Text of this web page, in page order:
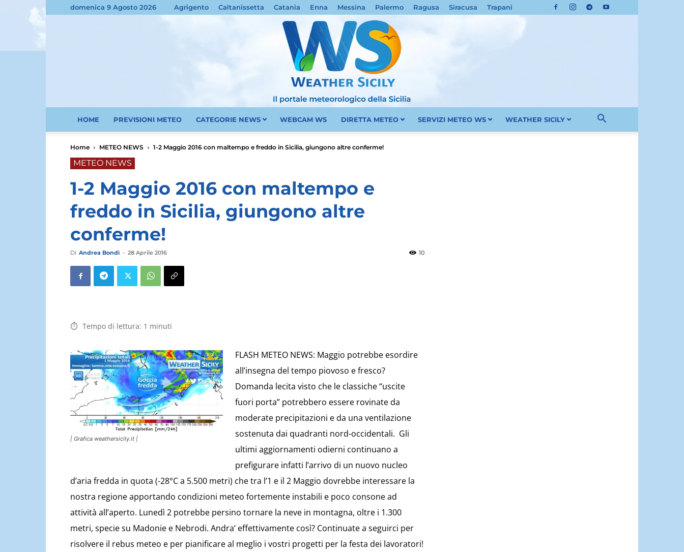
domenica 9 Agosto 2026 Agrigento Caltanissetta Catania Enna Messina Palermo Ragusa Siracusa Trapani
Sicilia
Sicily.it
HOME PREVISIONI METEO CATEGORIE NEWS WEBCAM WS DIRETTA METEO SERVIZI METEO WS WEATHER SICILY
Home METEO NEWS 1-2 Maggio 2016 con maltempo e freddo in Sicilia, giungono altre conferme!
METEO NEWS
1-2 Maggio 2016 con maltempo e
freddo in Sicilia, giungono altre
conferme!
Di Andrea Bondì - 28 Aprile 2016 10
Tempo di lettura: 1 minuti
| Grafica weathersicily.it |
FLASH METEO NEWS: Maggio potrebbe esordire
all’insegna del tempo piovoso e fresco?
Domanda lecita visto che le classiche “uscite
fuori porta” potrebbero essere rovinate da
moderate precipitazioni e da una ventilazione
sostenuta dai quadranti nord-occidentali. Gli
ultimi aggiornamenti odierni continuano a
prefigurare infatti l’arrivo di un nuovo nucleo
d’aria fredda in quota (-28°C a 5.500 metri) che tra l’1 e il 2 Maggio dovrebbe interessare la
nostra regione apportando condizioni meteo fortemente instabili e poco consone ad
attività all’aperto. Lunedì 2 potrebbe persino tornare la neve in montagna, oltre i 1.300
metri, specie su Madonie e Nebrodi. Andra’ effettivamente così? Continuate a seguirci per
risolvere il rebus meteo e per pianificare al meglio i vostri progetti per la festa dei lavoratori!